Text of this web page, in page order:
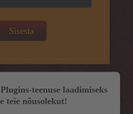
teenuse laadimiseks
teie nõusolekut!